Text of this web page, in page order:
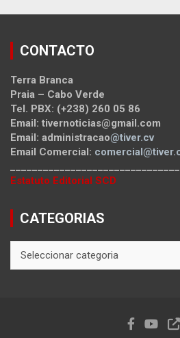
CONTACTO
Terra Branca
Praia – Cabo Verde
Tel. PBX: (+238) 260 05 86
Email: tivernoticias@gmail.com
Email: administracao@tiver.cv
Email Comercial:
Estatuto Editorial SCD
CATEGORIAS